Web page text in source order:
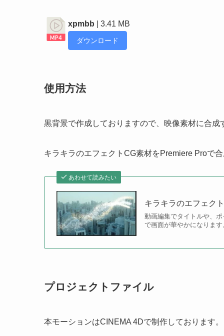
xpmbb | 3.41 MB
ダウンロード
使用方法
黒背景で作成しておりますので、映像素材に合成
キラキラのエフェクトCG素材をPremiere Proで
あわせて読みたい
キラキラのエフェク
動画編集でタイトルや、
で画面が華やかになりま
プロジェクトファイル
本モーションはCINEMA 4Dで制作しております